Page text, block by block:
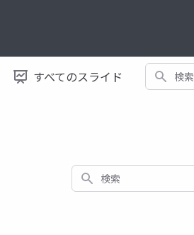
すべてのスライド 検索
検索